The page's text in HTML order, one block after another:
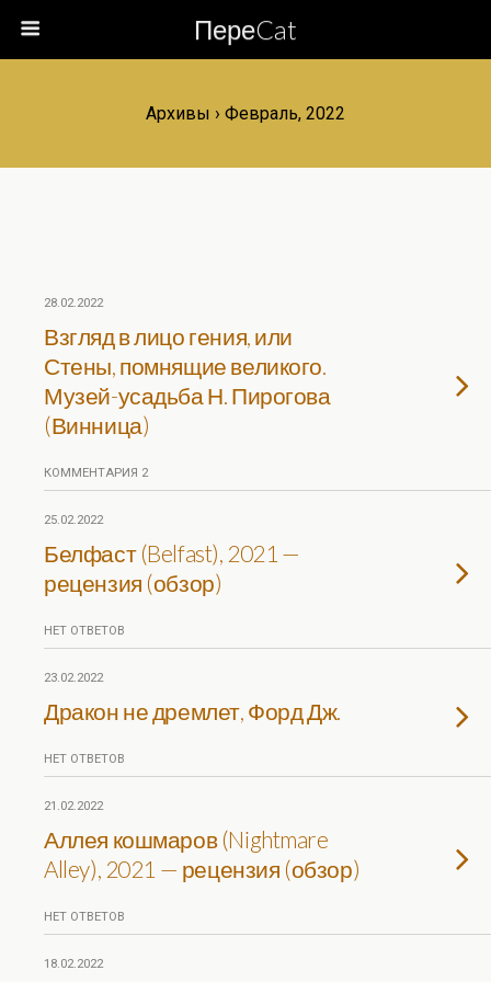
ПереCat
Архивы › Февраль, 2022
28.02.2022
Взгляд в лицо гения, или
Стены, помнящие великого.
Музей-усадьба Н. Пирогова
(Винница)
КОММЕНТАРИЯ 2
25.02.2022
Белфаст (Belfast), 2021 —
рецензия (обзор)
НЕТ ОТВЕТОВ
23.02.2022
Дракон не дремлет, Форд Дж.
НЕТ ОТВЕТОВ
21.02.2022
Аллея кошмаров (Nightmare
Alley), 2021 — рецензия (обзор)
НЕТ ОТВЕТОВ
18.02.2022